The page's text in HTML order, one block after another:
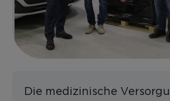
Die medizinische